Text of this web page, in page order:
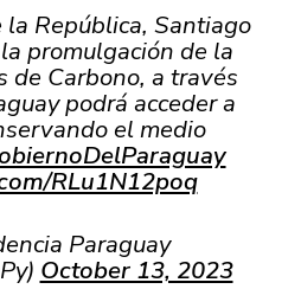
República, Santiago
promulgación de la
de Carbono, a través
podrá acceder a
el medio
RLu1N12poq
Paraguay
October 13, 2023